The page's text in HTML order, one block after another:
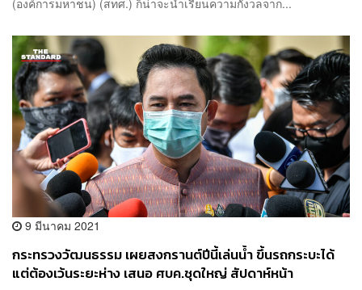
9 มีนาคม 2021
กระทรวงวัฒนธรรม เผย​สงกรานต์ปีนี้เล่นน้ำ ขึ้นรถกระบะได้
แต่ต้องเว้นระยะห่าง เสนอ ศบค.ชุดใหญ่ สัปดาห์หน้า